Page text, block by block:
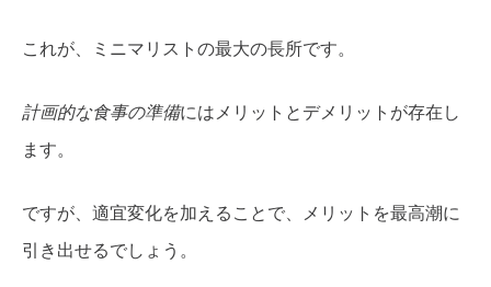
これが、ミニマリストの最大の長所です。
計画的な食事の準備にはメリットとデメリットが存在し
ます。
ですが、適宜変化を加えることで、メリットを最高潮に
引き出せるでしょう。